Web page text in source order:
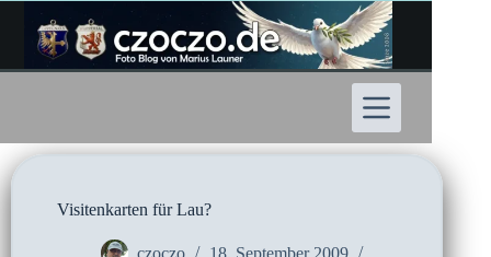
Inhalt
springen
Visitenkarten für Lau?